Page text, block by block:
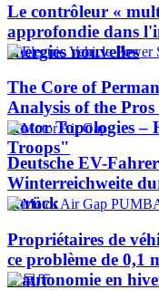
Le contrôleur «
approfondie dans
énergies nouvelles
The Core of
Analysis of the
Rotor Topologies
Troops"
Deutsche EV-
Winterreichweite
zurück
Propriétaires de
ce problème de 0,1
d'autonomie en